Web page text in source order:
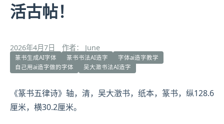
活古帖！
2026年4月7日 作者： June
篆书生成AI字体 篆书书法AI造字
字体ai造字教学
自己用ai造字做的字体
吴大澂书法AI造字
《篆书五律诗》轴，清， 吴大澂书，纸本，篆书，纵128.6
厘米，横30.2厘米。